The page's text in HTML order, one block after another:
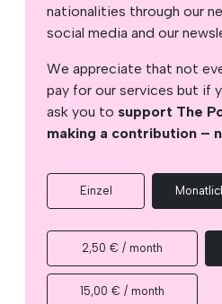
nationalities through our
social media and our
We appreciate that not
pay for our services but if
ask you to support The
making a contribution –
Einzel
2,50 € / month
15,00 € / month